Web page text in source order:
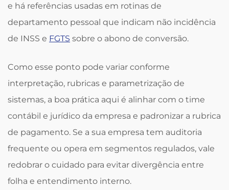
e há referências usadas em rotinas de
departamento pessoal que indicam não incidência
de INSS e FGTS sobre o abono de conversão.
Como esse ponto pode variar conforme
interpretação, rubricas e parametrização de
sistemas, a boa prática aqui é alinhar com o time
contábil e jurídico da empresa e padronizar a rubrica
de pagamento. Se a sua empresa tem auditoria
frequente ou opera em segmentos regulados, vale
redobrar o cuidado para evitar divergência entre
folha e entendimento interno.